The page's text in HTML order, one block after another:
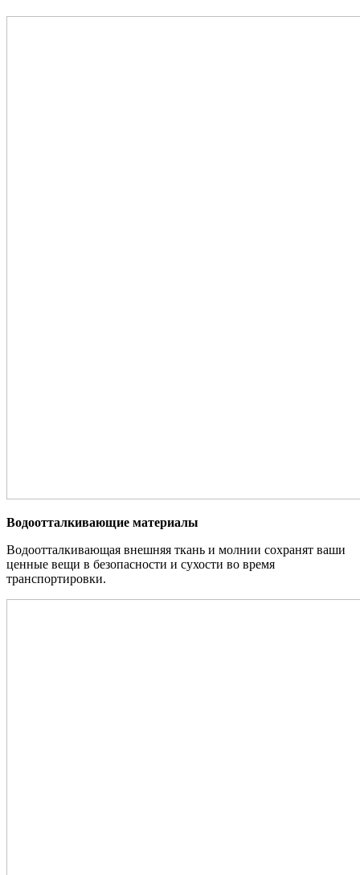
Водоотталкивающие материалы
Водоотталкивающая внешняя ткань и молнии сохранят ваши
ценные вещи в безопасности и сухости во время
транспортировки.